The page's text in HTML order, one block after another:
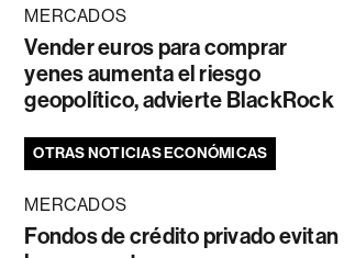
MERCADOS
Vender euros para comprar
yenes aumenta el riesgo
geopolítico, advierte BlackRock
OTRAS NOTICIAS ECONÓMICAS
MERCADOS
Fondos de crédito privado evitan